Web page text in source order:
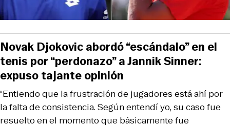
“Entiendo que la frustración de jugadores está ahí por
la falta de consistencia. Según entendí yo, su caso fue
resuelto en el momento que básicamente fue
Novak Djokovic abordó “escándalo” en el
tenis por “perdonazo” a Jannik Sinner:
expuso tajante opinión